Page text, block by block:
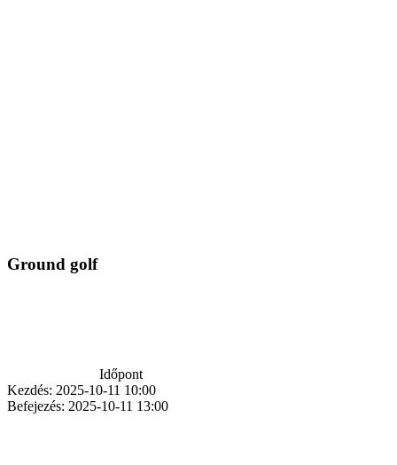
Ground golf
Időpont
Kezdés: 2025-10-11 10:00
Befejezés: 2025-10-11 13:00